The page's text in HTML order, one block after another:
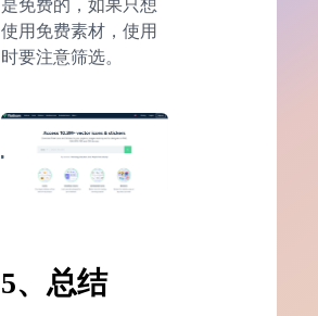
使用免费素材，使用
时要注意筛选。
5、总结